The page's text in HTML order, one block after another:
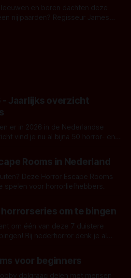
leeuwen en beren dachten deze
nijlpaarden? Regisseur James
Jaarlijks overzicht
er in 2026 in de Nederlandse
vind je nu al bijna 50 horror- en
Rooms in Nederland
Deze Horror Escape Rooms
spelen voor horrorliefhebbers.
om te bingen
om één van deze 7 duistere
denk je al
Maar Nederlandse horror
een aantal Nederlandse tv-
series uit het duistere of horrorgenre. Als
voor beginners
dolgraag delen met mensen